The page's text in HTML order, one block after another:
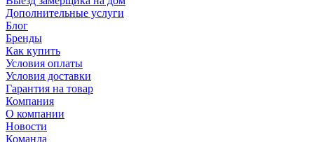
Дополнительные услуги
Блог
Бренды
Как купить
Условия оплаты
Условия доставки
Гарантия на товар
Компания
О компании
Новости
Команда